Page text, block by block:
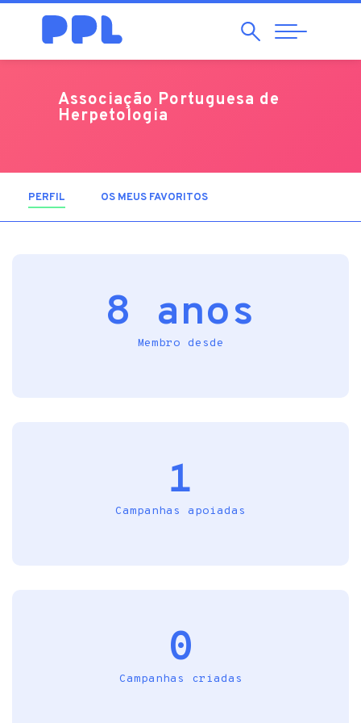
Pesquisar
Abrir
Navegação
Associação Portuguesa de
Herpetologia
PERFIL (SEPARADOR ATIVO)
OS MEUS FAVORITOS
8 anos
Membro desde
1
Campanhas apoiadas
0
Campanhas criadas